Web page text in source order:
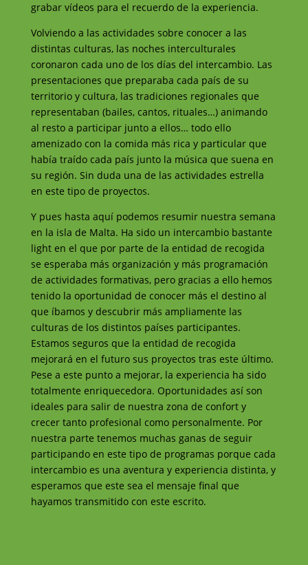
grabar vídeos para el recuerdo de la experiencia.
Volviendo a las actividades sobre conocer a las
distintas culturas, las noches interculturales
coronaron cada uno de los días del intercambio. Las
presentaciones que preparaba cada país de su
territorio y cultura, las tradiciones regionales que
representaban (bailes, cantos, rituales…) animando
al resto a participar junto a ellos… todo ello
amenizado con la comida más rica y particular que
había traído cada país junto la música que suena en
su región. Sin duda una de las actividades estrella
en este tipo de proyectos.
Y pues hasta aquí podemos resumir nuestra semana
en la isla de Malta. Ha sido un intercambio bastante
light en el que por parte de la entidad de recogida
se esperaba más organización y más programación
de actividades formativas, pero gracias a ello hemos
tenido la oportunidad de conocer más el destino al
que íbamos y descubrir más ampliamente las
culturas de los distintos países participantes.
Estamos seguros que la entidad de recogida
mejorará en el futuro sus proyectos tras este último.
Pese a este punto a mejorar, la experiencia ha sido
totalmente enriquecedora. Oportunidades así son
ideales para salir de nuestra zona de confort y
crecer tanto profesional como personalmente. Por
nuestra parte tenemos muchas ganas de seguir
participando en este tipo de programas porque cada
intercambio es una aventura y experiencia distinta, y
esperamos que este sea el mensaje final que
hayamos transmitido con este escrito.